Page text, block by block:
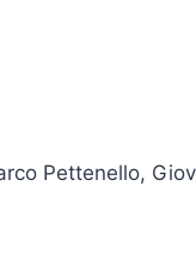
Pettenello,